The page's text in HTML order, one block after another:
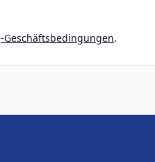
-Geschäftsbedingungen.